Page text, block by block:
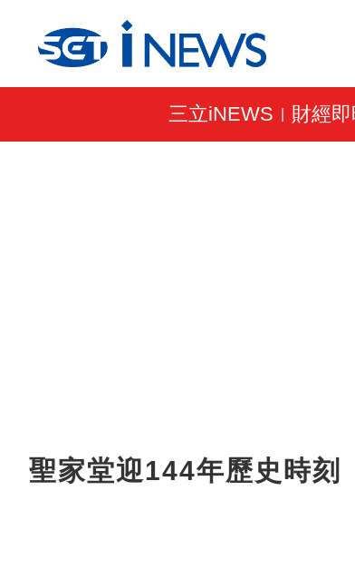
三立iNEWS 財經
聖家堂迎144年歷史時